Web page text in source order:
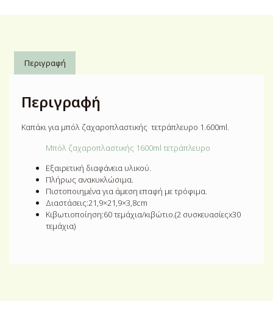
Περιγραφή
Περιγραφή
Καπάκι για μπόλ ζαχαροπλαστικής τετράπλευρο 1.600ml.
Μπόλ ζαχαροπλαστικής 1600ml τετράπλευρο
Εξαιρετική διαφάνεια υλικού.⁠
Πλήρως ανακυκλώσιμα.⁠
Πιστοποιημένα για άμεση επαφή με τρόφιμα.
Διαστάσεις:21,9×21,9×3,8cm
Κιβωτιοποίηση:60 τεμάχια/κιβώτιο.(2 συσκευασίεςx30
τεμάχια)